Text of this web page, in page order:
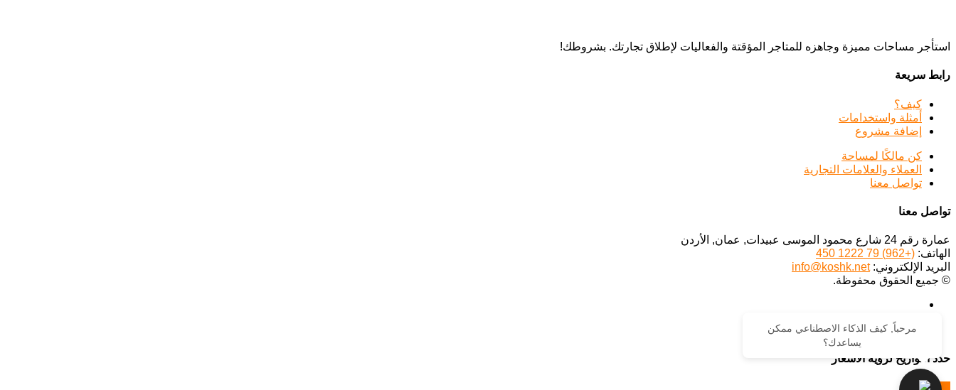
استأجر مساحات مميزة وجاهزه للمتاجر المؤقتة والفعاليات لإطلاق تجارتك. بشروطك!
رابط سريعة
كيف؟
أمثلة واستخدامات
إضافة مشروع
كن مالكًا لمساحة
العملاء والعلامات التجارية
تواصل معنا
تواصل معنا
عمارة رقم 24 شارع محمود الموسى عبيدات, عمان, الأردن
الهاتف: (+962) 79 1222 450
البريد الإلكتروني:info@koshk.net
© جميع الحقوق محفوظة.
حدد التواريخ لرؤية الأسعار
احجز الآن
مرحباً, كيف الذكاء الاصطناعي ممكن
يساعدك؟